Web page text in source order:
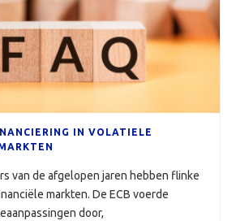
IN VOLATIELE
van de afgelopen jaren hebben flinke
markten. De ECB voerde
door,